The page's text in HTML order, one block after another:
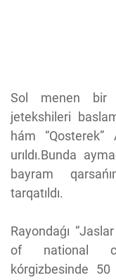
Sol menen bir
jetekshileri
hám
urıldı.Bunda
bayram
tarqatıldı.
Rayondaǵı
of national
kórgizbesinde